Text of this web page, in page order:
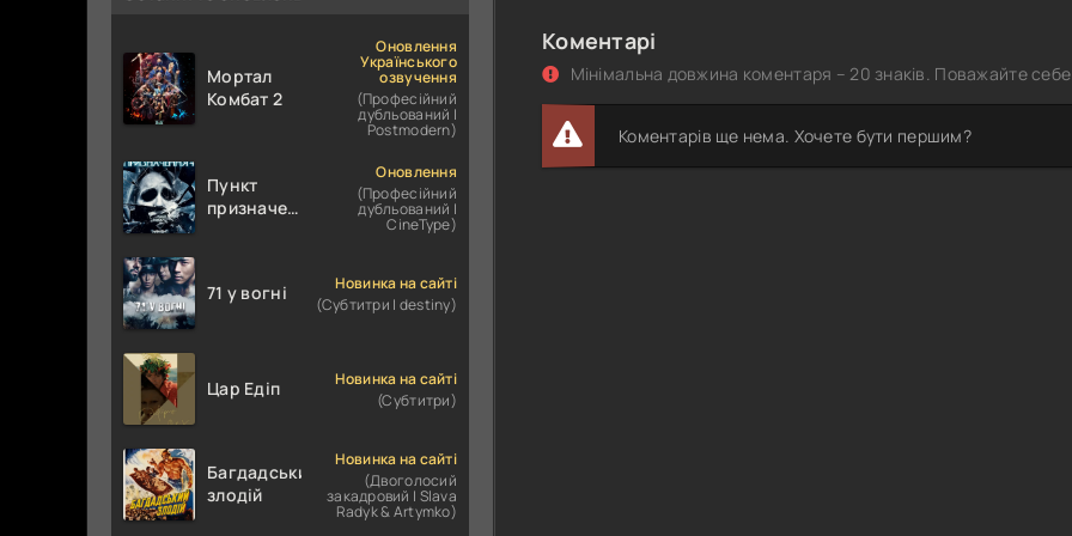
Коментарі
Мінімальна довжина коментаря – 20 знаків. Поважайте себе
Коментарів ще нема. Хочете бути першим?
Мортал
Комбат 2
Оновлення
Українського
озвучення
(Професійний
дубльований |
Postmodern)
Пункт
призначення
Оновлення
(Професійний
дубльований |
CineType)
71 у вогні
Новинка на сайті
(Субтитри | destiny)
Цар Едіп
Новинка на сайті
(Субтитри)
Багдадський
злодій
Новинка на сайті
(Двоголосий
закадровий | Slava
Radyk & Artymko)